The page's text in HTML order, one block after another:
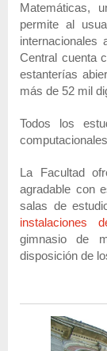
Matemáticas,
permite al
internacionales
Central cuenta
estanterías
más de 52 mil
Todos los
La Facultad
agradable con
salas de
instalaciones
gimnasio de
disposición de